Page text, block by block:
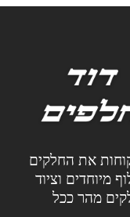
את החלקים
מיוחדים וציוד
מהר ככל